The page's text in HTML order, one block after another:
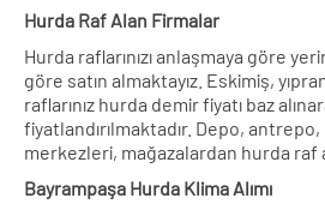
Hurda Raf Alan Firmalar
Hurda raflarınızı anlaşmaya göre
göre satın almaktayız. Eskimiş,
raflarınız hurda demir fiyatı baz
fiyatlandırılmaktadır. Depo,
merkezleri, mağazalardan hurda raf
Bayrampaşa Hurda Klima Alımı